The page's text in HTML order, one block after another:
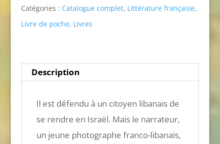
entre
parenthèses
Catégories : Catalogue complet, Littérature française,
Livre de poche, Livres
Description
Il est défendu à un citoyen libanais de
se rendre en Israël. Mais le narrateur,
un jeune photographe franco-libanais,